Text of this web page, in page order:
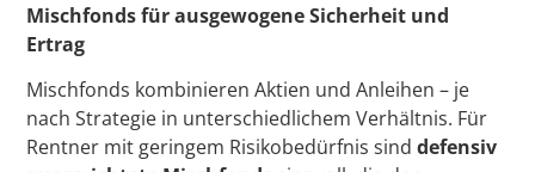
Mischfonds für ausgewogene Sicherheit und
Ertrag
Mischfonds kombinieren Aktien und Anleihen – je
nach Strategie in unterschiedlichem Verhältnis. Für
Rentner mit geringem Risikobedürfnis sinddefensiv